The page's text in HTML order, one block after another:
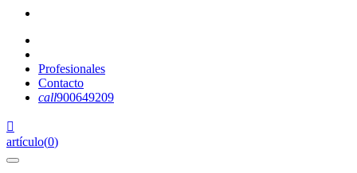
Profesionales
Contacto
call900649209

artículo(0)